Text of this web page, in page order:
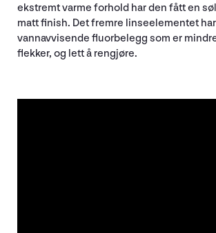
ekstremt varme forhold har den fått en
matt finish. Det fremre linseelementet
vannavvisende fluorbelegg som er
flekker, og lett å rengjøre.